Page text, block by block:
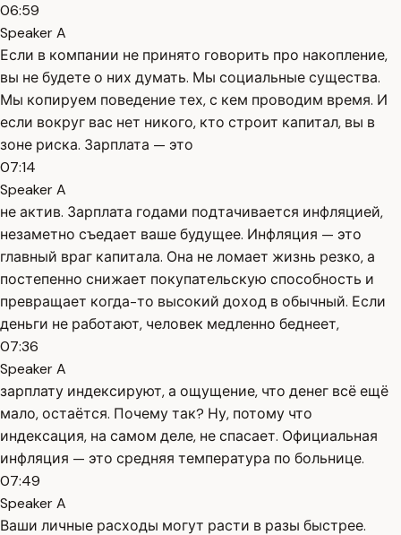
06:59
Speaker A
Если в компании не принято говорить про накопление,
вы не будете о них думать. Мы социальные существа.
Мы копируем поведение тех, с кем проводим время. И
если вокруг вас нет никого, кто строит капитал, вы в
зоне риска. Зарплата — это
07:14
Speaker A
не актив. Зарплата годами подтачивается инфляцией,
незаметно съедает ваше будущее. Инфляция — это
главный враг капитала. Она не ломает жизнь резко, а
постепенно снижает покупательскую способность и
превращает когда-то высокий доход в обычный. Если
деньги не работают, человек медленно беднеет,
07:36
Speaker A
зарплату индексируют, а ощущение, что денег всё ещё
мало, остаётся. Почему так? Ну, потому что
индексация, на самом деле, не спасает. Официальная
инфляция — это средняя температура по больнице.
07:49
Speaker A
Ваши личные расходы могут расти в разы быстрее.